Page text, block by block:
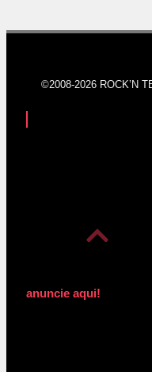
©2008-2026 ROCK’N
anuncie aqui!